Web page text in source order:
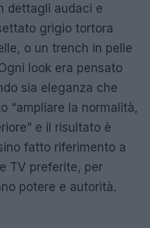
dettagli audaci e
grigio tortora
o un trench in pelle
look era pensato
sia eleganza che
“ampliare la normalità,
e il risultato è
fatto riferimento a
TV preferite, per
potere e autorità.